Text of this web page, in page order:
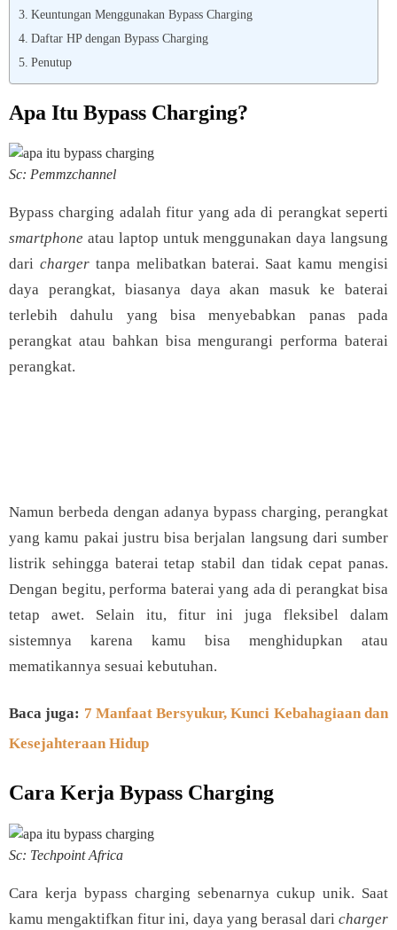
Keuntungan Menggunakan Bypass Charging
Daftar HP dengan Bypass Charging
Penutup
Apa Itu Bypass Charging?
Sc: Pemmzchannel
Bypass charging adalah fitur yang ada di perangkat seperti
smartphone atau laptop untuk menggunakan daya langsung
dari chargertanpa melibatkan baterai. Saat kamu mengisi
daya perangkat, biasanya daya akan masuk ke baterai
terlebih dahulu yang bisa menyebabkan panas pada
perangkat atau bahkan bisa mengurangi performa baterai
perangkat.
Namun berbeda dengan adanya bypass charging, perangkat
yang kamu pakai justru bisa berjalan langsung dari sumber
listrik sehingga baterai tetap stabil dan tidak cepat panas.
Dengan begitu, performa baterai yang ada di perangkat bisa
tetap awet. Selain itu, fitur ini juga fleksibel dalam
sistemnya karena kamu bisa menghidupkan atau
mematikannya sesuai kebutuhan.
Baca juga: 7 Manfaat Bersyukur, Kunci Kebahagiaan dan
Kesejahteraan Hidup
Cara Kerja Bypass Charging
Sc: Techpoint Africa
Cara kerja bypass charging sebenarnya cukup unik. Saat
kamu mengaktifkan fitur ini, daya yang berasal dari charger